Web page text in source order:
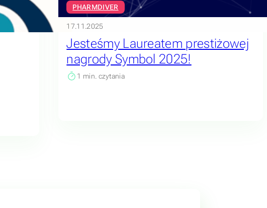
PHARMDIVER
17.11.2025
Jesteśmy Laureatem prestiżowej
nagrody Symbol 2025!
1 min. czytania